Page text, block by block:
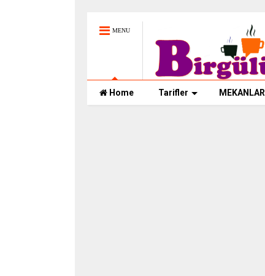
MENU
Home Tarifler MEKANLAR